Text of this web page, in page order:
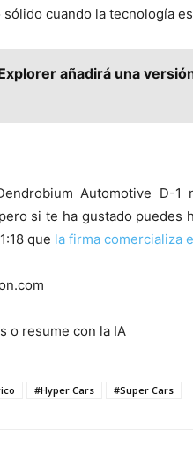
sólido cuando la tecnología
añadirá una
Automotive D-
si te ha gustado puedes
que la firma comercializa
o resume con la IA
#Hyper Cars #Super Cars